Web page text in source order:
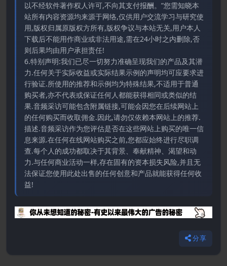
以不经软件著作权人许可,不向其支付报酬。”您需知晓本
站所有内容资源均来源于网络,仅供用户交流学习与研究使
用,版权归属原版权方所有,版权争议与本站无关,用户本人
下载后不能用作商业或非法用途,需在24小时之内删除,否
则后果均由用户承担责任!
6.特别声明:我们已尽一切努力准确呈现我们的产品及其潜
力.任何关于实际收益或实际结果示例的声明均可应要求进
行验证.所使用的推荐和示例均为特殊结果,不适用于普通
购买者,亦不代表或保证任何人都能获得相同或类似的结
果.音频采访可能包含附属链接,可能会因您在后续网站上
的任何购买而收取佣金.因此,请勿仅依赖本网站上的推荐.
描述.音频采访作为您评估是否在这些网站上购买的唯一信
息来源.在任何在线网站购买之前,您都应始终进行尽职调
查.每个人的成功都取决于其背景、奉献精神、渴望和动
力.与任何商业活动一样,存在固有的资本损失风险,并且无
法保证您使用此处出售的任何创意和产品就能获得任何收
益!
分享